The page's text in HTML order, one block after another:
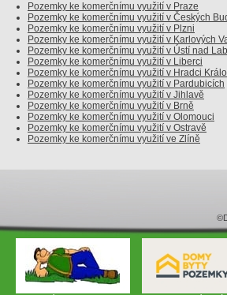
Pozemky ke komerčnímu využití v Praze
Pozemky ke komerčnímu využití v Českých
Pozemky ke komerčnímu využití v Plzni
Pozemky ke komerčnímu využití v Karlových
Pozemky ke komerčnímu využití v Ústí nad
Pozemky ke komerčnímu využití v Liberci
Pozemky ke komerčnímu využití v Hradci
Pozemky ke komerčnímu využití v Pardubicích
Pozemky ke komerčnímu využití v Jihlavě
Pozemky ke komerčnímu využití v Brně
Pozemky ke komerčnímu využití v Olomouci
Pozemky ke komerčnímu využití v Ostravě
Pozemky ke komerčnímu využití ve Zlíně